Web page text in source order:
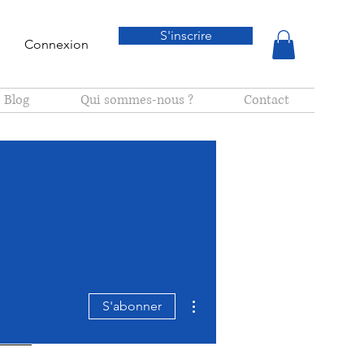
Connexion
S'inscrire
Blog Qui sommes-nous ? Contact
S'abonner